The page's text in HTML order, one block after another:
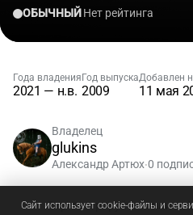
ОБЫЧНЫЙНет рейтинга
Года владения
2021 — н.в.
Год выпуска
2009
Добавлен
11 мая
Владелец
glukins
Александр Артюх•0
Зарегистрируйтесьили
Сайт использует cookie-файлы и